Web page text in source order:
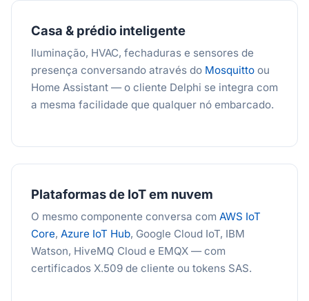
Casa & prédio inteligente
Iluminação, HVAC, fechaduras e sensores de
presença conversando através do Mosquitto ou
Home Assistant — o cliente Delphi se integra com
a mesma facilidade que qualquer nó embarcado.
Plataformas de IoT em nuvem
O mesmo componente conversa com AWS IoT
Core, Azure IoT Hub, Google Cloud IoT, IBM
Watson, HiveMQ Cloud e EMQX — com
certificados X.509 de cliente ou tokens SAS.